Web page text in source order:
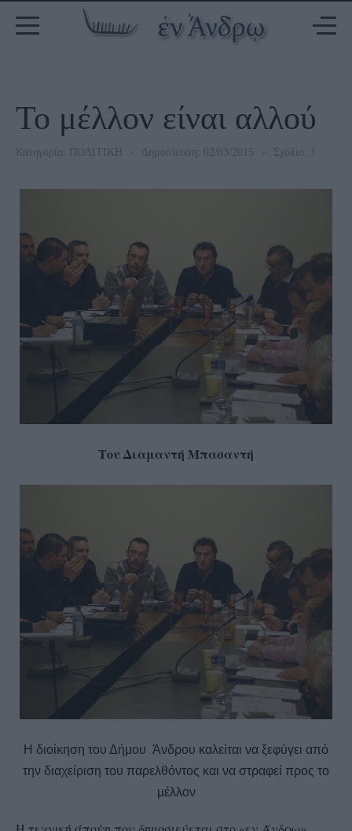
Το μέλλον είναι αλλού
Κατηγορία: ΠΟΛΙΤΙΚΗ Δημοσίευση: 02/03/2015 Σχόλιο: 1
Του Διαμαντή Μπασαντή
Η διοίκηση του Δήμου Άνδρου καλείται να ξεφύγει από
την διαχείριση του παρελθόντος και να στραφεί προς το
μέλλον